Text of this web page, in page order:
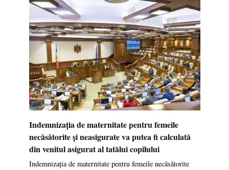
Indemnizația de maternitate pentru femeile
necăsătorite și neasigurate va putea fi calculată
din venitul asigurat al tatălui copilului
Indemnizația de maternitate pentru femeile necăsătorite